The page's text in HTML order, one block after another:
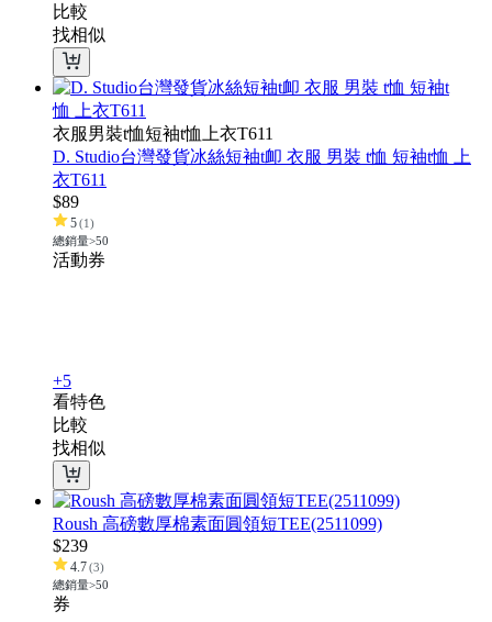
比較
找相似
衣服男裝t恤短袖t恤上衣T611
D. Studio台灣發貨冰絲短袖t卹 衣服 男裝 t恤 短袖t恤 上
衣T611
$89
5(1)
總銷量>50
活動券
+5
看特色
比較
找相似
Roush 高磅數厚棉素面圓領短TEE(2511099)
$239
4.7(3)
總銷量>50
券